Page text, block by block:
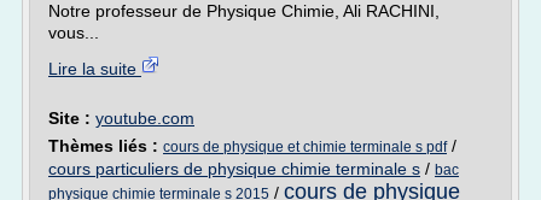
Notre professeur de Physique Chimie, Ali RACHINI,
vous...
Lire la suite
Site : youtube.com
Thèmes liés : cours de physique et chimie terminale s pdf/
cours particuliers de physique chimie terminale s / bac
physique chimie terminale s 2015 / cours de physique